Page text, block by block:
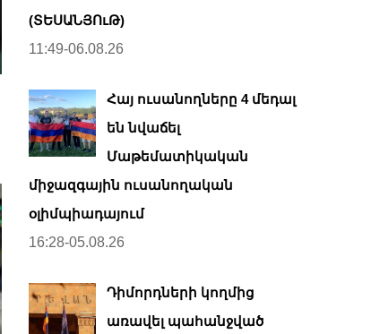
(ՏԵՍԱՆՅՈւԹ)
11:49-06.08.26
Հայ ուսանողները 4 մեդալ
են նվաճել
Մաթեմատիկական
միջազգային ուսանողական
օլիմպիադայում
16:28-05.08.26
Դիմորդների կողմից
առավել պահանջված